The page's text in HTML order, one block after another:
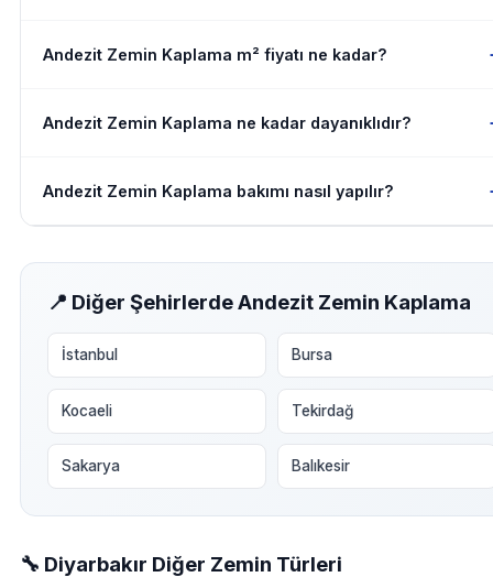
Andezit Zemin Kaplama m² fiyatı ne kadar?
Andezit Zemin Kaplama ne kadar dayanıklıdır?
Andezit Zemin Kaplama bakımı nasıl yapılır?
📍 Diğer Şehirlerde Andezit Zemin Kaplama
İstanbul Bursa
Kocaeli Tekirdağ
Sakarya Balıkesir
🔧 Diyarbakır Diğer Zemin Türleri